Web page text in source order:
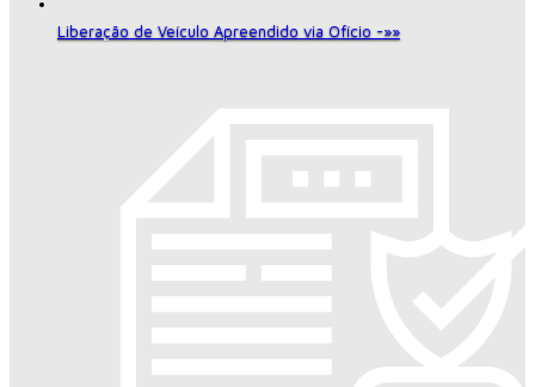
Liberação de Veículo Apreendido via Ofício -»»